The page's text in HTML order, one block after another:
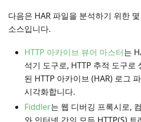
다음은 HAR 파일을 분석하기 위한
소스입니다.
HTTP 아카이브 뷰어 마스터는
석기 도구로, HTTP 추적 도구로
된 HTTP 아카이브 (HAR) 로그
시각화합니다.
Fiddler는 웹 디버깅 프록시로,
와 인터넷 간의 모든 HTTP(S) 트